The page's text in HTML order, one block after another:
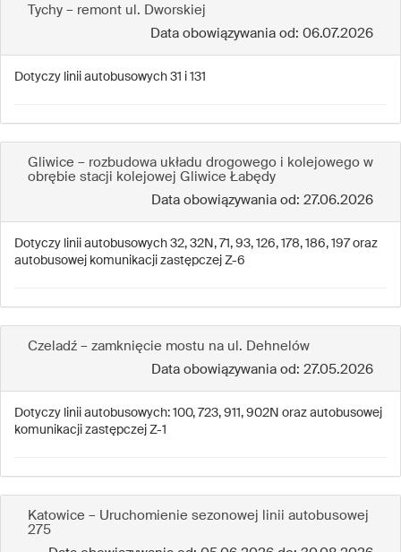
Tychy – remont ul. Dworskiej
Data obowiązywania od: 06.07.2026
Dotyczy linii autobusowych 31 i 131
Gliwice – rozbudowa układu drogowego i kolejowego w
obrębie stacji kolejowej Gliwice Łabędy
Data obowiązywania od: 27.06.2026
Dotyczy linii autobusowych 32, 32N, 71, 93, 126, 178, 186, 197 oraz
autobusowej komunikacji zastępczej Z-6
Czeladź – zamknięcie mostu na ul. Dehnelów
Data obowiązywania od: 27.05.2026
Dotyczy linii autobusowych: 100, 723, 911, 902N oraz autobusowej
komunikacji zastępczej Z-1
Katowice – Uruchomienie sezonowej linii autobusowej
275